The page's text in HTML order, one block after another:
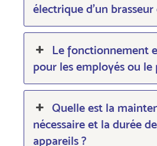
électrique d’un brasseur
Le fonctionnement
pour les employés ou le
Quelle est la
nécessaire et la durée
appareils ?